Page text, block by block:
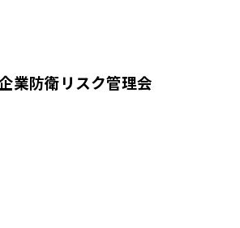
業防衛リスク管理会